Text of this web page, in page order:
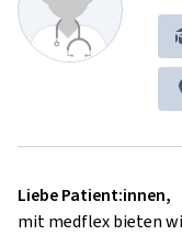
Liebe Patient:innen,
mit medflex bieten